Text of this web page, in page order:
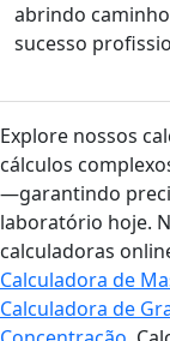
abrindo
sucesso
Explore nossos
cálculos
—garantindo
laboratório hoje.
calculadoras
Calculadora de
Calculadora de